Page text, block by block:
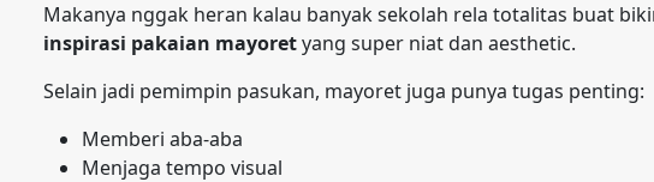
Makanya nggak heran kalau banyak sekolah rela totalitas buat
inspirasi pakaian mayoretyang super niat dan aesthetic.
Selain jadi pemimpin pasukan, mayoret juga punya tugas penting:
Memberi aba-aba
Menjaga tempo visual